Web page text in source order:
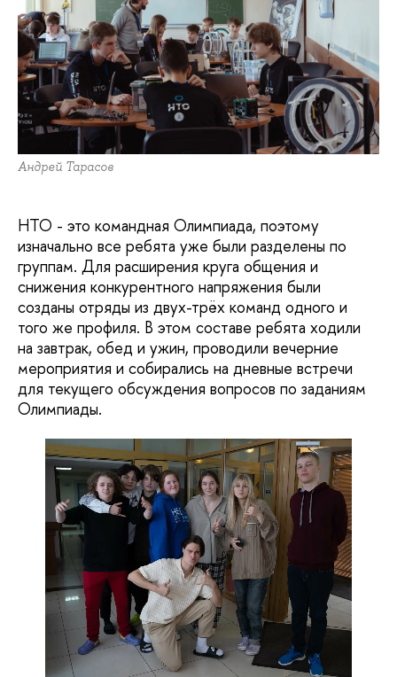
Андрей Тарасов
НТО - это командная Олимпиада, поэтому
изначально все ребята уже были разделены по
группам. Для расширения круга общения и
снижения конкурентного напряжения были
созданы отряды из двух-трёх команд одного и
того же профиля. В этом составе ребята ходили
на завтрак, обед и ужин, проводили вечерние
мероприятия и собирались на дневные встречи
для текущего обсуждения вопросов по заданиям
Олимпиады.